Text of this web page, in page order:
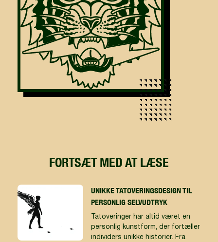
FORTSÆT MED AT LÆSE
UNIKKE TATOVERINGSDESIGN TIL
PERSONLIG SELVUDTRYK
Tatoveringer har altid været en
personlig kunstform, der fortæller
individers unikke historier. Fra